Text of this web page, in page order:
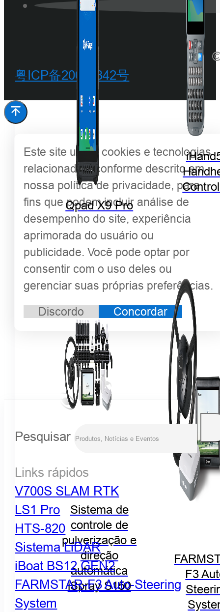
Qpad X9 Pro
Sistema de
controle de
pulverização e
direção
automática
iSpray S150
F3
粤ICP备20068342号
Este site utiliza cookies e tecnologias
relacionadas, conforme descrito em
nossa política de privacidade, para
fins que podem incluir análise de
desempenho do site, experiência
aprimorada do usuário ou
publicidade. Você pode optar por
consentir com o uso deles ou
gerenciar suas próprias preferências.
Discordo Concordar
Pesquisar
Links rápidos
V700S SLAM RTK
LS1 Pro
HTS-820
Sistema LiDAR
iBoat BS12 GEN2
FARMSTAR-F3 Auto-Steering
System